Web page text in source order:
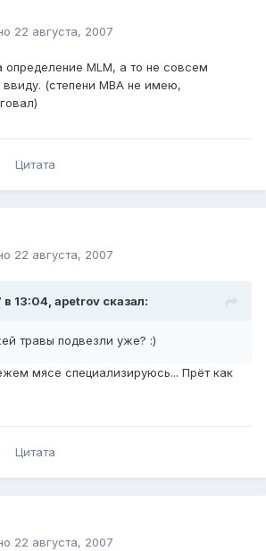
22 августа, 2007
определение MLM, а то не совсем
ввиду. (степени MBA не имею,
Цитата
22 августа, 2007
13:04, apetrov сказал:
травы подвезли уже? :)
мясе специализируюсь... Прёт как
Цитата
22 августа, 2007